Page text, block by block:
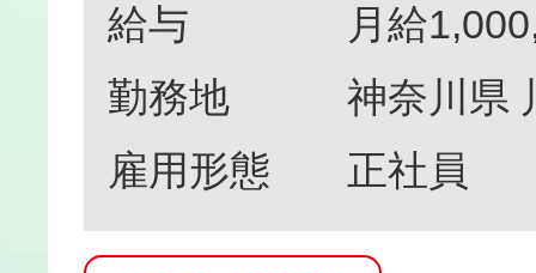
給与
月給
勤務地
神奈川県
雇用形態
正社員